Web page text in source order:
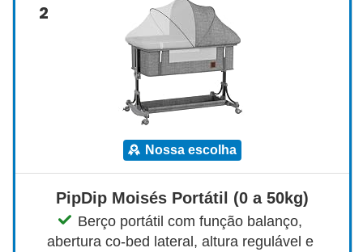
2
nossa escolha
PipDip Moisés Portátil (0 a 50kg)
Berço portátil com função balanço,
abertura co-bed lateral, altura regulável e